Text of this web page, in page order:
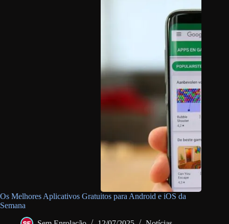
Os Melhores Aplicativos Gratuitos para Android e iOS da
Semana